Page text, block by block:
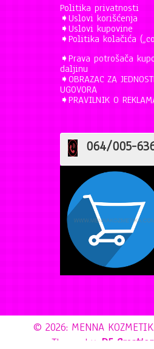
Politika privatnosti
➧Uslovi korišćenja
➧Uslovi kupovine
➧Politika kolačića
➧Prava potrošača
daljinu
➧OBRAZAC ZA
UGOVORA
➧PRAVILNIK O
064/005-
© 2026: MENNA
Theme by: D5 Creation